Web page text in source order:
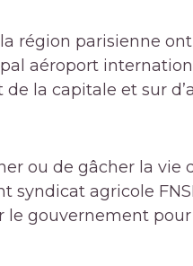
région parisienne
aéroport
de la capitale et sur
ou de gâcher la vie
syndicat agricole
le gouvernement